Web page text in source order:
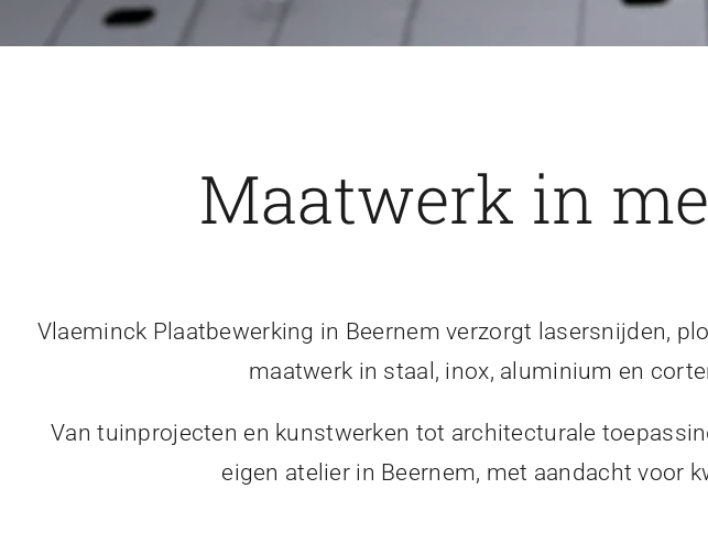
Maatwerk in
Vlaeminck Plaatbewerking in Beernem verzorgt lasersnijden,
maatwerk in staal, inox, aluminium en
Van tuinprojecten en kunstwerken tot architecturale
eigen atelier in Beernem, met aandacht voor